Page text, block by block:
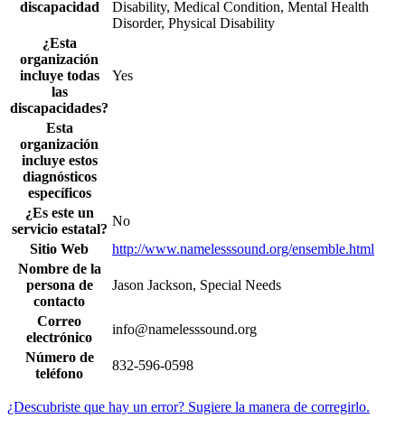
discapacidad
Disability, Medical Condition, Mental Health
Disorder, Physical Disability
¿Esta
organización
incluye todas
las
discapacidades?
Yes
Esta
organización
incluye estos
diagnósticos
específicos
¿Es este un
servicio estatal?
No
Sitio Web
http://www.namelesssound.org/ensemble.html
Nombre de la
persona de
contacto
Jason Jackson, Special Needs
Correo
electrónico
info@namelesssound.org
Número de
teléfono
832-596-0598
¿Descubriste que hay un error? Sugiere la manera de corregirlo.